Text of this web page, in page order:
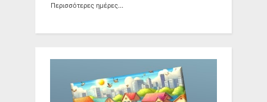
Περισσότερες ημέρες...